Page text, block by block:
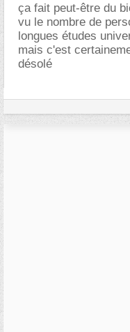
ça fait peut-être du
vu le nombre de
longues études
mais c'est
désolé